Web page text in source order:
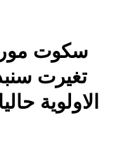
تغيرت
الاولوية